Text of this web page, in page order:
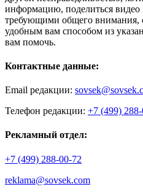
информацию, поделиться
требующими общего внимания,
удобным вам способом из
вам помочь.
Контактные данные:
Email редакции:
Телефон редакции: +7 (499)
Рекламный отдел:
+7 (499) 288-00-72
reklama@sovsek.com